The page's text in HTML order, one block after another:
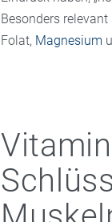
Besonders relevant
Folat, Magnesium